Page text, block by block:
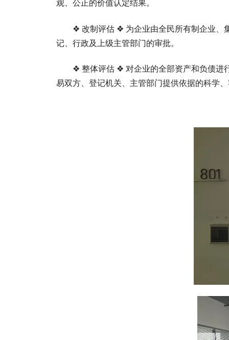
观、公正的价值认定结果。
❖ 改制评估 ❖ 为企业由全民所有制企业、
记、行政及上级主管部门的审批。
❖ 整体评估 ❖ 对企业的全部资产和负债进
易双方、登记机关、主管部门提供依据的科学